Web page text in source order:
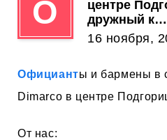
О
центре
дружный к…
16 ноября,
Официанты и бармены в
Dimarco в центре
От нас: